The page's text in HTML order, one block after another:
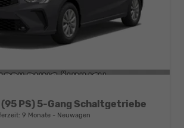
(95 PS) 5-Gang Schaltgetriebe
9 Monate Neuwagen